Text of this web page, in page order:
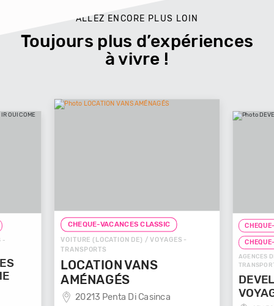
ALLEZ ENCORE PLUS LOIN
Toujours plus d’expériences
à vivre !
CLASSIC
DE) / VOYAGES -
VANS
CHEQUE-VACANCES CLASSIC
CHEQUE-VACANCES CONNECT
AGENCES DE VOYAGES / VOYAGES -
TRANSPORTS
DEVELOP'MENT'
VOYAGES